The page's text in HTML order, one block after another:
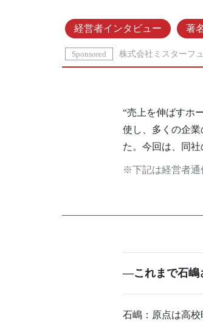
経営者インタビュー 著
Sponsored 株式会社ミスターフ
“売上を伸ばすホ
使し、多くの企
た。今回は、同
※下記は経営者通
―これまで石嶋
石嶋：原点は高